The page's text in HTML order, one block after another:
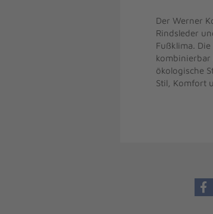
Der Werner
Rindsleder
Fußklima.
kombinierbar
ökologische
Stil, Komfort